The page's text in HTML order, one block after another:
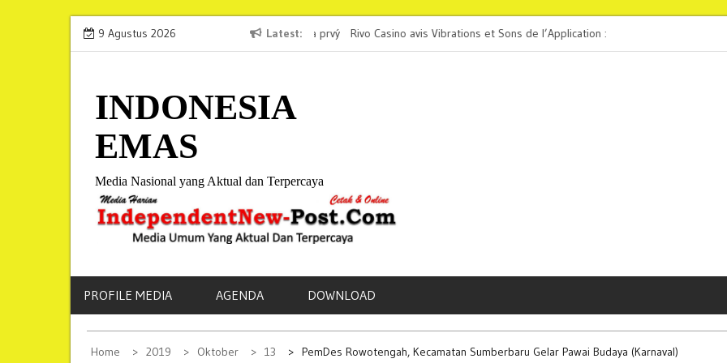
k
9 Agustus 2026 Latest
Ako úspešne prejsť overením Gelovenechtyba KYC na prvý
Rivo Casino avis Vibrations et Sons de l’Application :
Accessibilité
INDONESIA
EMAS
Media Nasional yang Aktual dan Terpercaya
PROFILE MEDIA AGENDA DOWNLOAD
Home 2019 Oktober 13 PemDes Rowotengah, Kecamatan Sumberbaru Gelar Pawai Budaya (Karnaval)